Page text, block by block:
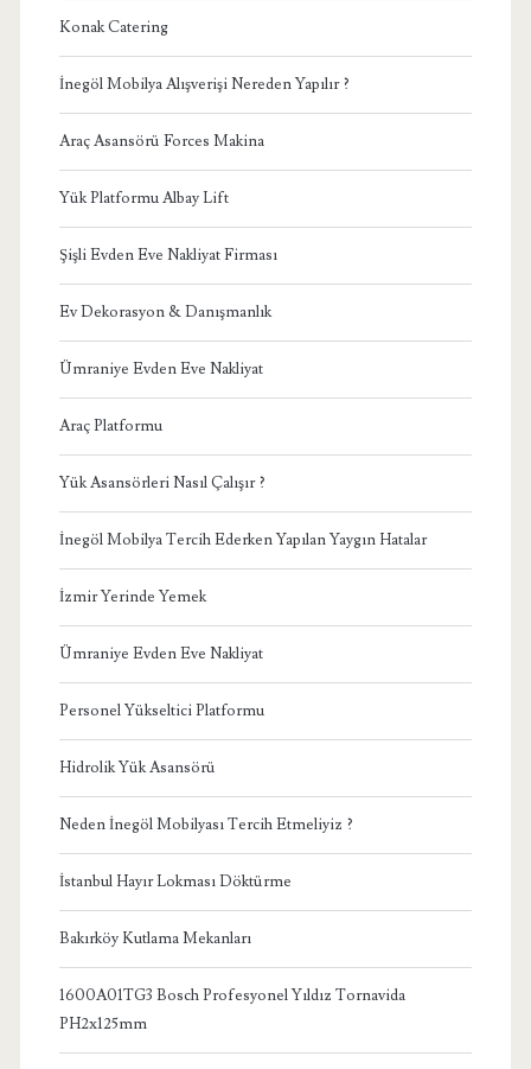
Konak Catering
İnegöl Mobilya Alışverişi Nereden Yapılır ?
Araç Asansörü Forces Makina
Yük Platformu Albay Lift
Şişli Evden Eve Nakliyat Firması
Ev Dekorasyon & Danışmanlık
Ümraniye Evden Eve Nakliyat
Araç Platformu
Yük Asansörleri Nasıl Çalışır ?
İnegöl Mobilya Tercih Ederken Yapılan Yaygın Hatalar
İzmir Yerinde Yemek
Ümraniye Evden Eve Nakliyat
Personel Yükseltici Platformu
Hidrolik Yük Asansörü
Neden İnegöl Mobilyası Tercih Etmeliyiz ?
İstanbul Hayır Lokması Döktürme
Bakırköy Kutlama Mekanları
1600A01TG3 Bosch Profesyonel Yıldız Tornavida
PH2x125mm